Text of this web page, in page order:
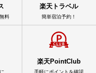
料
楽天トラベル
簡単宿泊予約！
楽天PointClub
手軽にポイントを確認